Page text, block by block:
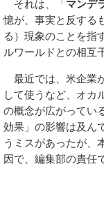
それは、「マンデ
憶が、事実と反する
る）現象のことを指
ルワールドとの相互
最近では、米企業
して使うなど、オカ
の概念が広がってい
効果」の影響は及ん
うミスがあったが、
因で、編集部の責任